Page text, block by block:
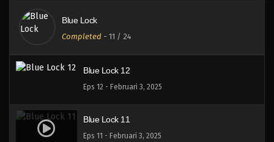
Blue Lock
Completed - 11 / 24
Eps 13 - Februari 3, 2025
Blue Lock 12
Eps 12 - Februari 3, 2025
Blue Lock 11
Eps 11 - Februari 3, 2025